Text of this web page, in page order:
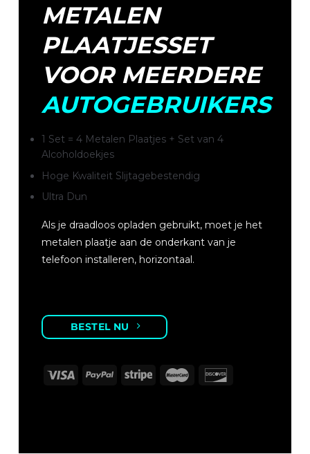
METALEN
PLAATJESSET
VOOR MEERDERE
AUTOGEBRUIKERS
1 Set = 4 Metalen Plaatjes + Set van 4
Alcoholdoekjes
Hoge Kwaliteit Slijtagebestendig
Ultra Dun
Als je draadloos opladen gebruikt, moet je het
metalen plaatje aan de onderkant van je
telefoon installeren, horizontaal.
BESTEL NU